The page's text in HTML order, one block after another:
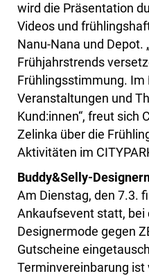
wird die Präsentation
Videos und
Nanu-Nana und Depot.
Frühjahrstrends
Frühlingsstimmung.
Veranstaltungen und
Kund:innen“, freut sich
Zelinka über die
Aktivitäten im
Buddy&Selly-
Am Dienstag, den 7.3.
Ankaufsevent statt, bei
Designermode gegen
Gutscheine
Terminvereinbarung